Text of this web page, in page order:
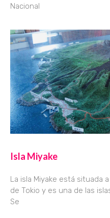
Nacional
Isla Miyake
La isla Miyake está situada
de Tokio y es una de las
Se